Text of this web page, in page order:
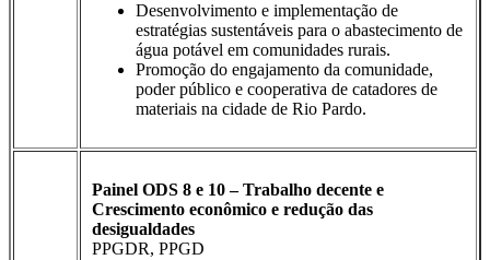
Desenvolvimento e implementação de
estratégias sustentáveis para o abastecimento de
água potável em comunidades rurais.
Promoção do engajamento da comunidade,
poder público e cooperativa de catadores de
materiais na cidade de Rio Pardo.
Painel ODS 8 e 10 – Trabalho decente e
Crescimento econômico e redução das
desigualdades
PPGDR, PPGD